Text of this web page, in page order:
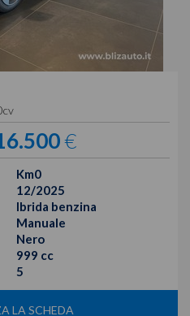
€
Km0
12/2025
Ibrida benzina
Manuale
Nero
999 cc
5
LA SCHEDA